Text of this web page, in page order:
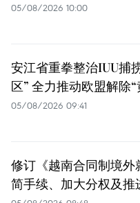
05/08/2026 10:00
安江省重拳整治IUU捕
区” 全力推动欧盟解除“
05/08/2026 09:41
修订《越南合同制境外
简手续、加大分权及推